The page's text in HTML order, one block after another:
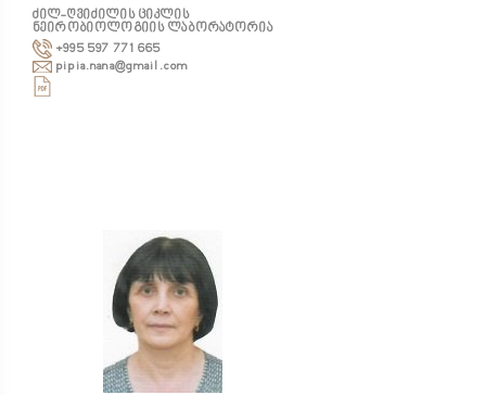
ძილ-ღვიძილის ციკლის
ნეირობიოლოგიის ლაბორატორია
+995 597 771 665
pipia.nana@gmail.com